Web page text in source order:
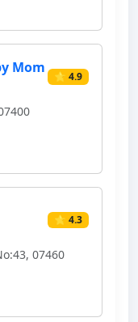
Mom
⭐ 4.9
⭐ 4.3
07460